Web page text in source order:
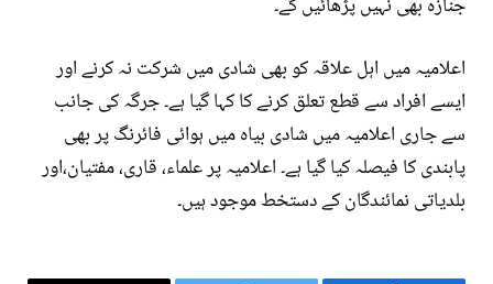
اعلامیہ میں اہل علاقہ کو بھی شادی میں شرکت نہ کرنے اور
ایسے افراد سے قطع تعلق کرنے کا کہا گیا ہے۔ جرگہ کی جانب
سے جاری اعلامیہ میں شادی بیاہ میں ہوائی فائرنگ پر بھی
پابندی کا فیصلہ کیا گیا ہے۔ اعلامیہ پر علماء، قاری، مفتیان،اور
بلدیاتی نمائندگان کے دستخط موجود ہیں۔